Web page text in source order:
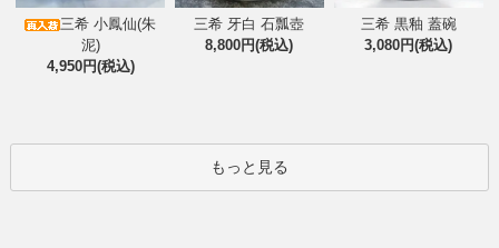
三希 小鳳仙(朱
泥)
4,950円(税込)
三希 牙白 石瓢壺
8,800円(税込)
三希 黒釉 蓋碗
3,080円(税込)
もっと見る